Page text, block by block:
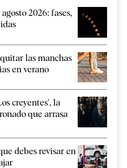
2026: fases,
las manchas
en verano
creyentes', la
que arrasa
debes revisar en